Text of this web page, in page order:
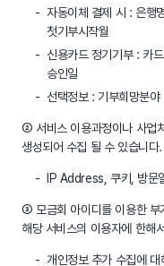
자동이체 결제 시 : 은행
첫기부시작월
신용카드 정기기부 : 카
승인일
선택정보 : 기부희망분야
② 서비스 이용과정이나 사업
생성되어 수집 될 수 있습니다.
IP Address, 쿠키, 방문
③ 모금회 아이디를 이용한 부
해당 서비스의 이용자에 한해
개인정보 추가 수집에